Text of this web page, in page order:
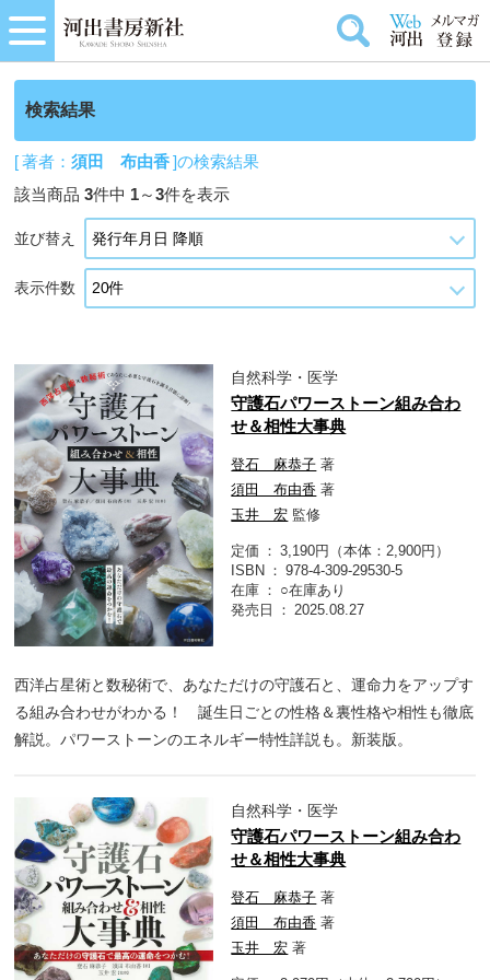
検索結果
[ 著者：須田 布由香]の検索結果
該当商品3件中 1～3件を表示
並び替え
表示件数
自然科学・医学
守護石パワーストーン組み合わ
せ＆相性大事典
登石 麻恭子 著
須田 布由香 著
玉井 宏 監修
定価
3,190円（本体：2,900円）
ISBN
978-4-309-29530-5
在庫
○在庫あり
発売日
2025.08.27
西洋占星術と数秘術で、あなただけの守護石と、運命力をアップす
る組み合わせがわかる！ 誕生日ごとの性格＆裏性格や相性も徹底
解説。パワーストーンのエネルギー特性詳説も。新装版。
自然科学・医学
守護石パワーストーン組み合わ
せ＆相性大事典
登石 麻恭子 著
須田 布由香 著
玉井 宏 著